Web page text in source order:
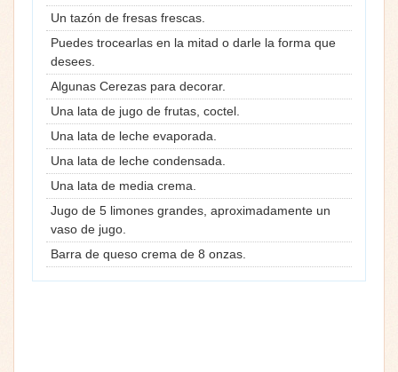
Un tazón de fresas frescas.
Puedes trocearlas en la mitad o darle la forma que
desees.
Algunas Cerezas para decorar.
Una lata de jugo de frutas, coctel.
Una lata de leche evaporada.
Una lata de leche condensada.
Una lata de media crema.
Jugo de 5 limones grandes, aproximadamente un
vaso de jugo.
Barra de queso crema de 8 onzas.